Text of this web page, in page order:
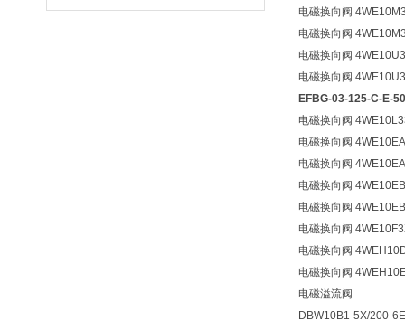
电磁换向阀
电磁换向阀
电磁换向阀
电磁换向阀
EFBG-03-125-C-E-
电磁换向阀
电磁换向阀
电磁换向阀
电磁换向阀
电磁换向阀
电磁换向阀
电磁换向阀
电磁换向阀
电磁溢流阀
DBW10B1-5X/200-